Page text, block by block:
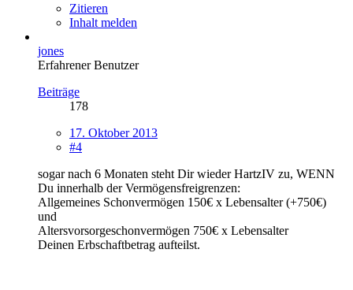
Zitieren
Inhalt melden
jones
Erfahrener Benutzer
Beiträge
178
17. Oktober 2013
#4
sogar nach 6 Monaten steht Dir wieder HartzIV zu, WENN
Du innerhalb der Vermögensfreigrenzen:
Allgemeines Schonvermögen 150€ x Lebensalter (+750€)
und
Altersvorsorgeschonvermögen 750€ x Lebensalter
Deinen Erbschaftbetrag aufteilst.